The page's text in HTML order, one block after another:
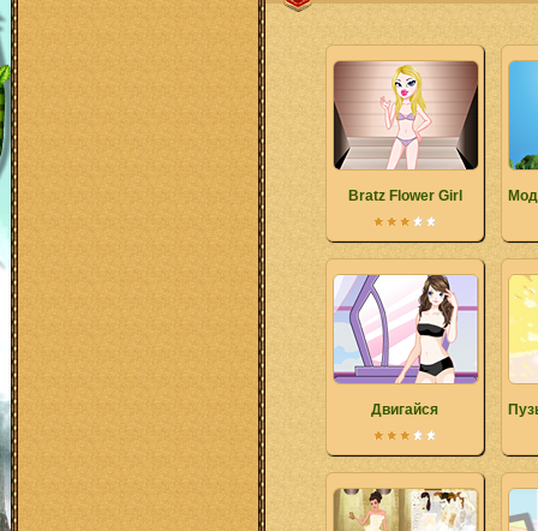
Bratz Flower Girl
Двигайся